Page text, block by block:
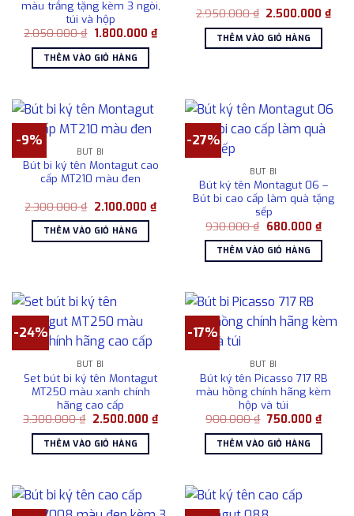
màu trắng tặng kèm 3 ngòi,
túi và hộp
2.050.000₫ Giá
là:
2.050.000 ₫.
1.800.000 ₫Giá
hiện
THÊM VÀO GIỎ HÀNG
2.950.000₫ Giá
là:
2.950.000 ₫.
2.500.000₫Giá
hiện
THÊM VÀO GIỎ HÀNG
-9%
BÚT BI
Bút bi ký tên Montagut cao
cấp MT210 màu đen
2.300.000₫ Giá
là:
2.300.000 ₫.
2.100.000 ₫Giá
hiện
THÊM VÀO GIỎ HÀNG
-27%
BÚT BI
Bút ký tên Montagut 06 –
Bút bi cao cấp làm quà tặng
sếp
930.000₫ Giá
là:
930.000 ₫.
680.000 ₫Giá
hiện
tại
THÊM VÀO GIỎ HÀNG
-24%
BÚT BI
Set bút bi ký tên Montagut
MT250 màu xanh chính
hãng cao cấp
3.300.000₫ Giá
là:
3.300.000 ₫.
2.500.000 ₫Giá
hiện
2.500.000 ₫.
THÊM VÀO GIỎ HÀNG
-17%
BÚT BI
Bút ký tên Picasso 717 RB
màu hồng chính hãng kèm
hộp và túi
900.000₫ Giá
là:
900.000 ₫.
750.000 ₫Giá
hiện
tại
THÊM VÀO GIỎ HÀNG